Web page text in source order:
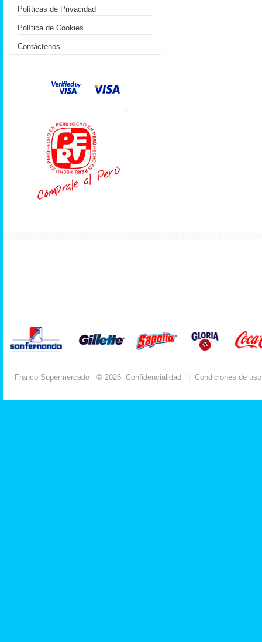
Políticas de Privacidad
Política de Cookies
Contáctenos
.
Franco Supermercado © 2026 Confidencialidad Condiciones de uso